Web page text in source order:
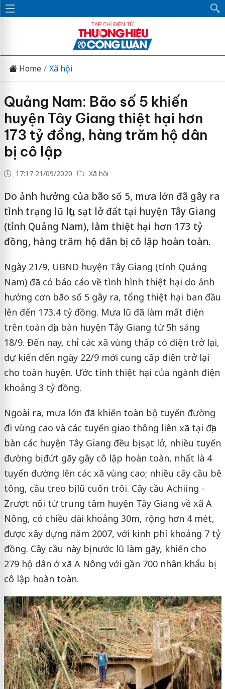
Home Xã hội
Quảng Nam: Bão số 5 khiến
huyện Tây Giang thiệt hại hơn
173 tỷ đồng, hàng trăm hộ dân
bị cô lập
17:17 21/09/2020 Xã hội
Do ảnh hưởng của bão số 5, mưa lớn đã gây ra
tình trạng lũ lụt, sạt lở đất tại huyện Tây Giang
(tỉnh Quảng Nam), làm thiệt hại hơn 173 tỷ
đồng, hàng trăm hộ dân bị cô lập hoàn toàn.
Ngày 21/9, UBND huyện Tây Giang (tỉnh Quảng
Nam) đã có báo cáo về tình hình thiệt hại do ảnh
hưởng cơn bão số 5 gây ra, tổng thiệt hại ban đầu
lên đến 173,4 tỷ đồng. Mưa lũ đã làm mất điện
trên toàn địa bàn huyện Tây Giang từ 5h sáng
18/9. Đến nay, chỉ các xã vùng thấp có điện trở lại,
dự kiến đến ngày 22/9 mới cung cấp điện trở lại
cho toàn huyện. Ước tính thiệt hại của ngành điện
khoảng 3 tỷ đồng.
Ngoài ra, mưa lớn đã khiến toàn bộ tuyến đường
đi vùng cao và các tuyến giao thông liên xã tại địa
bàn các huyện Tây Giang đều bị sạt lở, nhiều tuyến
đường bị đứt gãy gây cô lập hoàn toàn, nhất là 4
tuyến đường lên các xã vùng cao; nhiều cây cầu bê
tông, cầu treo bị lũ cuốn trôi. Cây cầu Achiing -
Zrượt nối từ trung tâm huyện Tây Giang về xã A
Nông, có chiều dài khoảng 30m, rộng hơn 4 mét,
được xây dựng năm 2007, với kinh phí khoảng 7 tỷ
đồng. Cây cầu này bị nước lũ làm gãy, khiến cho
279 hộ dân ở xã A Nông với gần 700 nhân khẩu bị
cô lập hoàn toàn.